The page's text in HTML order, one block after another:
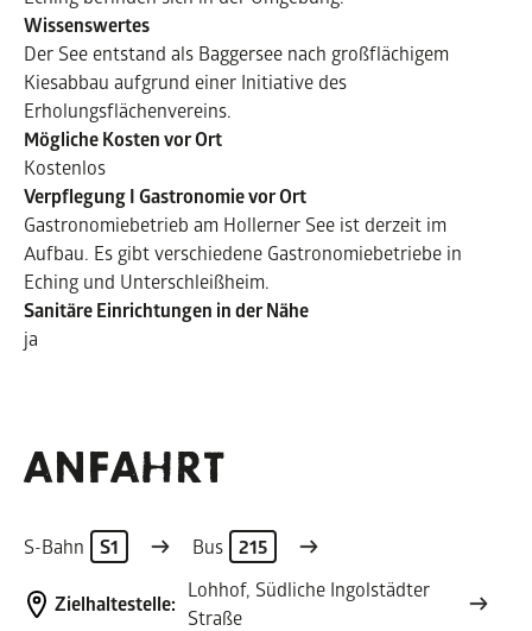
Wissenswertes
Der See entstand als Baggersee nach großflächigem
Kiesabbau aufgrund einer Initiative des
Erholungsflächenvereins.
Mögliche Kosten vor Ort
Kostenlos
Verpflegung I Gastronomie vor Ort
Gastronomiebetrieb am Hollerner See ist derzeit im
Aufbau. Es gibt verschiedene Gastronomiebetriebe in
Eching und Unterschleißheim.
Sanitäre Einrichtungen in der Nähe
ja
ANFAHRT
S-Bahn S1 Bus 215
Zielhaltestelle:
Lohhof, Südliche Ingolstädter
Straße